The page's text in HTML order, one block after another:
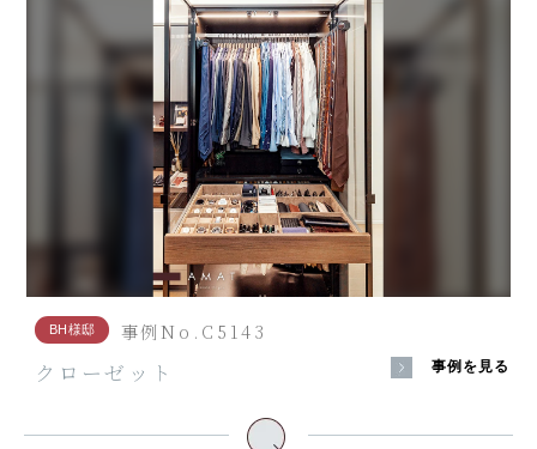
BH様邸 事例No.C5143
クローゼット 事例を見る